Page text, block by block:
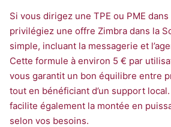
Si vous dirigez une TPE ou PME dans
privilégiez une offre Zimbra dans la
simple, incluant la messagerie et
Cette formule à environ 5 € par
vous garantit un bon équilibre entre
tout en bénéficiant d’un support
facilite également la montée en
selon vos besoins.